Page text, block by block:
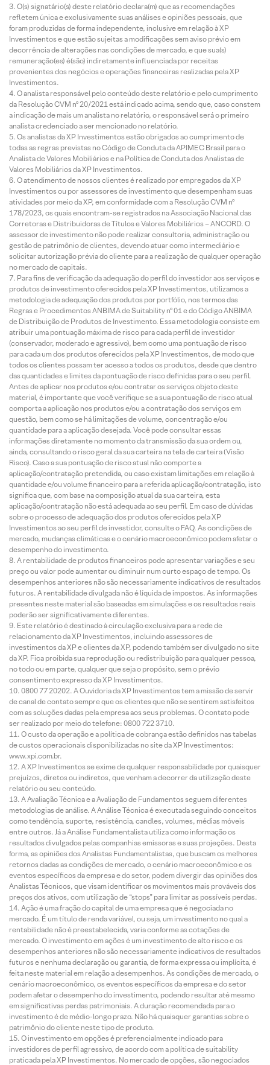
O(s) signatário(s) deste relatório declara(m) que as recomendações
refletem única e exclusivamente suas análises e opiniões pessoais, que
foram produzidas de forma independente, inclusive em relação à XP
Investimentos e que estão sujeitas a modificações sem aviso prévio em
decorrência de alterações nas condições de mercado, e que sua(s)
remuneração(es) é(são) indiretamente influenciada por receitas
provenientes dos negócios e operações financeiras realizadas pela XP
Investimentos.
O analista responsável pelo conteúdo deste relatório e pelo cumprimento
da Resolução CVM nº 20/2021 está indicado acima, sendo que, caso constem
a indicação de mais um analista no relatório, o responsável será o primeiro
analista credenciado a ser mencionado no relatório.
Os analistas da XP Investimentos estão obrigados ao cumprimento de
todas as regras previstas no Código de Conduta da APIMEC Brasil para o
Analista de Valores Mobiliários e na Política de Conduta dos Analistas de
Valores Mobiliários da XP Investimentos.
O atendimento de nossos clientes é realizado por empregados da XP
Investimentos ou por assessores de investimento que desempenham suas
atividades por meio da XP, em conformidade com a Resolução CVM nº
178/2023, os quais encontram-se registrados na Associação Nacional das
Corretoras e Distribuidoras de Títulos e Valores Mobiliários – ANCORD. O
assessor de investimento não pode realizar consultoria, administração ou
gestão de patrimônio de clientes, devendo atuar como intermediário e
solicitar autorização prévia do cliente para a realização de qualquer operação
no mercado de capitais.
Para fins de verificação da adequação do perfil do investidor aos serviços e
produtos de investimento oferecidos pela XP Investimentos, utilizamos a
metodologia de adequação dos produtos por portfólio, nos termos das
Regras e Procedimentos ANBIMA de Suitability nº 01 e do Código ANBIMA
de Distribuição de Produtos de Investimento. Essa metodologia consiste em
atribuir uma pontuação máxima de risco para cada perfil de investidor
(conservador, moderado e agressivo), bem como uma pontuação de risco
para cada um dos produtos oferecidos pela XP Investimentos, de modo que
todos os clientes possam ter acesso a todos os produtos, desde que dentro
das quantidades e limites da pontuação de risco definidas para o seu perfil.
Antes de aplicar nos produtos e/ou contratar os serviços objeto deste
material, é importante que você verifique se a sua pontuação de risco atual
comporta a aplicação nos produtos e/ou a contratação dos serviços em
questão, bem como se há limitações de volume, concentração e/ou
quantidade para a aplicação desejada. Você pode consultar essas
informações diretamente no momento da transmissão da sua ordem ou,
ainda, consultando o risco geral da sua carteira na tela de carteira (Visão
Risco). Caso a sua pontuação de risco atual não comporte a
aplicação/contratação pretendida, ou caso existam limitações em relação à
quantidade e/ou volume financeiro para a referida aplicação/contratação, isto
significa que, com base na composição atual da sua carteira, esta
aplicação/contratação não está adequada ao seu perfil. Em caso de dúvidas
sobre o processo de adequação dos produtos oferecidos pela XP
Investimentos ao seu perfil de investidor, consulte o FAQ. As condições de
mercado, mudanças climáticas e o cenário macroeconômico podem afetar o
desempenho do investimento.
A rentabilidade de produtos financeiros pode apresentar variações e seu
preço ou valor pode aumentar ou diminuir num curto espaço de tempo. Os
desempenhos anteriores não são necessariamente indicativos de resultados
futuros. A rentabilidade divulgada não é líquida de impostos. As informações
presentes neste material são baseadas em simulações e os resultados reais
poderão ser significativamente diferentes.
Este relatório é destinado à circulação exclusiva para a rede de
relacionamento da XP Investimentos, incluindo assessores de
investimentos da XP e clientes da XP, podendo também ser divulgado no site
da XP. Fica proibida sua reprodução ou redistribuição para qualquer pessoa,
no todo ou em parte, qualquer que seja o propósito, sem o prévio
consentimento expresso da XP Investimentos.
0800 77 20202. A Ouvidoria da XP Investimentos tem a missão de servir
de canal de contato sempre que os clientes que não se sentirem satisfeitos
com as soluções dadas pela empresa aos seus problemas. O contato pode
ser realizado por meio do telefone: 0800 722 3710.
O custo da operação e a política de cobrança estão definidos nas tabelas
de custos operacionais disponibilizadas no site da XP Investimentos:
www.xpi.com.br.
A XP Investimentos se exime de qualquer responsabilidade por quaisquer
prejuízos, diretos ou indiretos, que venham a decorrer da utilização deste
relatório ou seu conteúdo.
A Avaliação Técnica e a Avaliação de Fundamentos seguem diferentes
metodologias de análise. A Análise Técnica é executada seguindo conceitos
como tendência, suporte, resistência, candles, volumes, médias móveis
entre outros. Já a Análise Fundamentalista utiliza como informação os
resultados divulgados pelas companhias emissoras e suas projeções. Desta
forma, as opiniões dos Analistas Fundamentalistas, que buscam os melhores
retornos dadas as condições de mercado, o cenário macroeconômico e os
eventos específicos da empresa e do setor, podem divergir das opiniões dos
Analistas Técnicos, que visam identificar os movimentos mais prováveis dos
preços dos ativos, com utilização de “stops” para limitar as possíveis perdas.
Ação é uma fração do capital de uma empresa que é negociada no
mercado. É um título de renda variável, ou seja, um investimento no qual a
rentabilidade não é preestabelecida, varia conforme as cotações de
mercado. O investimento em ações é um investimento de alto risco e os
desempenhos anteriores não são necessariamente indicativos de resultados
futuros e nenhuma declaração ou garantia, de forma expressa ou implícita, é
feita neste material em relação a desempenhos. As condições de mercado, o
cenário macroeconômico, os eventos específicos da empresa e do setor
podem afetar o desempenho do investimento, podendo resultar até mesmo
em significativas perdas patrimoniais. A duração recomendada para o
investimento é de médio-longo prazo. Não há quaisquer garantias sobre o
patrimônio do cliente neste tipo de produto.
O investimento em opções é preferencialmente indicado para
investidores de perfil agressivo, de acordo com a política de suitability
praticada pela XP Investimentos. No mercado de opções, são negociados